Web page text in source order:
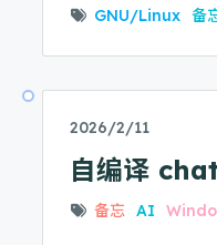
GNU/Linux 备
2026/2/11
自编译
备忘 AI